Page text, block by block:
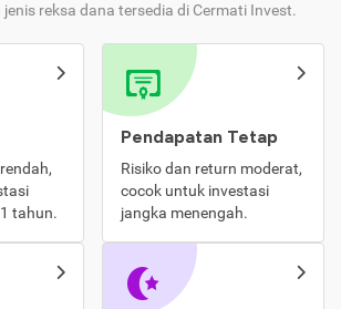
reksa dana tersedia di Cermati Invest.
tahun.
Pendapatan Tetap
Risiko dan return moderat,
cocok untuk investasi
jangka menengah.